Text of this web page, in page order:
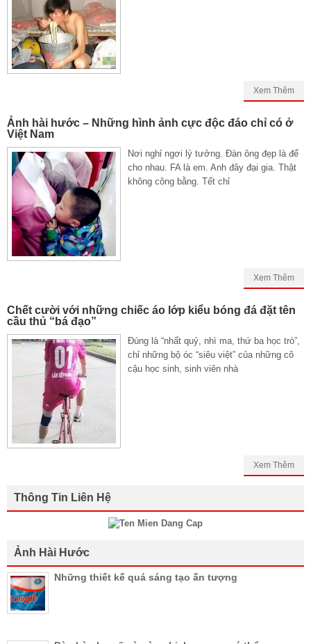
Xem Thêm
Ảnh hài hước – Những hình ảnh cực độc đáo chỉ có ở
Việt Nam
Nơi nghỉ ngơi lý tưởng. Đàn ông đẹp là để
cho nhau. FA là em. Anh đây đại gia. Thật
không công bằng. Tết chỉ
Xem Thêm
Chết cười với những chiếc áo lớp kiểu bóng đá đặt tên
cầu thủ “bá đạo”
Đúng là “nhất quỷ, nhì ma, thứ ba học trò”,
chỉ những bộ óc “siêu việt” của những cô
cậu học sinh, sinh viên nhà
Xem Thêm
Thông Tin Liên Hệ
Ảnh Hài Hước
Những thiết kế quá sáng tạo ấn tượng